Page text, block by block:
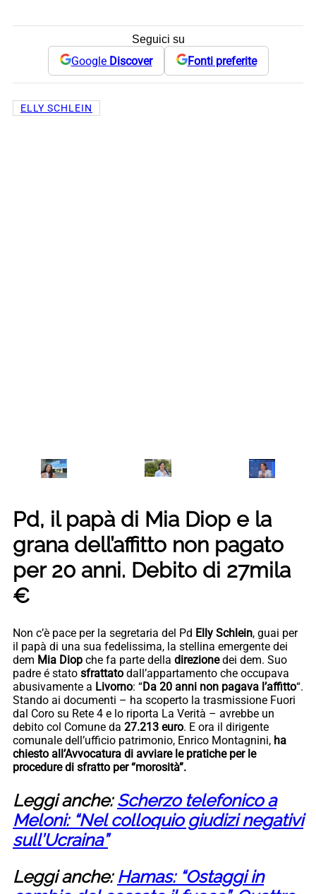
Seguici su
Google Discover Fonti preferite
ELLY SCHLEIN
Pd, il papà di Mia Diop e la
grana dell’affitto non pagato
per 20 anni. Debito di 27mila
€
Non c’è pace per la segretaria del Pd Elly Schlein, guai per
il papà di una sua fedelissima, la stellina emergente dei
dem Mia Diop che fa parte della direzionedei dem. Suo
padre é stato sfrattato dall’appartamento che occupava
abusivamente a Livorno: “Da 20 anni non pagava l’affitto“.
Stando ai documenti – ha scoperto la trasmissione Fuori
dal Coro su Rete 4 e lo riporta La Verità – avrebbe un
debito col Comune da 27.213 euro. E ora il dirigente
comunale dell’ufficio patrimonio, Enrico Montagnini, ha
chiesto all’Avvocatura di avviare le pratiche per le
procedure di sfratto per “morosità”.
Leggi anche:Scherzo telefonico a
Meloni: “Nel colloquio giudizi negativi
sull’Ucraina”
Leggi anche: Hamas: “Ostaggi in